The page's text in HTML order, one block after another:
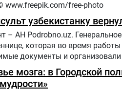
www.freepik.com/free-photo
узбекистанку
– АН Podrobno.uz.
которая во время
документы и организовали
мозга: в Городской